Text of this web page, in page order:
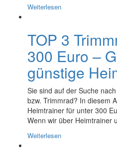
Weiterlesen
TOP 3
300 Euro –
günstige
Sie sind auf der Suche
bzw. Trimmrad? In diesem
Heimtrainer für unter 300
Wenn wir über Heimtrainer
Weiterlesen